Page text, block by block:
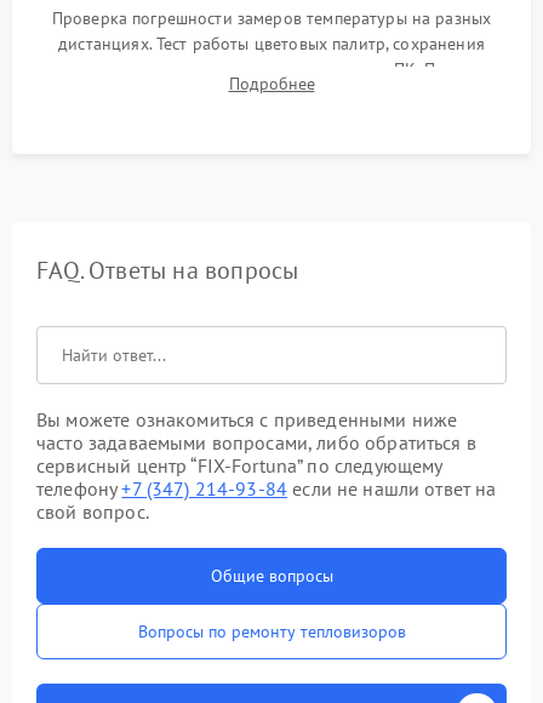
Проверка погрешности замеров температуры на разных
дистанциях. Тест работы цветовых палитр, сохранения
термограмм в память и передачи данных на ПК. Проверка
автономности работы и итоговый контроль качества.
Подробнее
FAQ. Ответы на вопросы
Вы можете ознакомиться с приведенными ниже
часто задаваемыми вопросами, либо обратиться в
сервисный центр “FIX-Fortuna” по следующему
телефону+7 (347) 214-93-84 если не нашли ответ на
свой вопрос.
Общие вопросы
Вопросы по ремонту тепловизоров